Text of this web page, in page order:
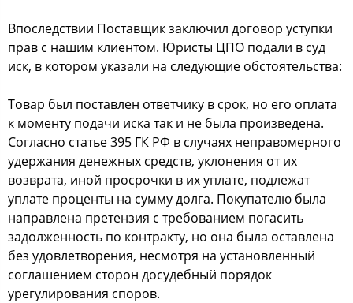
Впоследствии Поставщик заключил договор уступки
прав с нашим клиентом. Юристы ЦПО подали в суд
иск, в котором указали на следующие обстоятельства:
Товар был поставлен ответчику в срок, но его оплата
к моменту подачи иска так и не была произведена.
Согласно статье 395 ГК РФ в случаях неправомерного
удержания денежных средств, уклонения от их
возврата, иной просрочки в их уплате, подлежат
уплате проценты на сумму долга. Покупателю была
направлена претензия с требованием погасить
задолженность по контракту, но она была оставлена
без удовлетворения, несмотря на установленный
соглашением сторон досудебный порядок
урегулирования споров.